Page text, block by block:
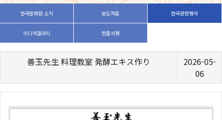
한국문화원 소식 보도자료 한국관련행사
미디어갤러리 한줄서평
善玉先生 料理教室 発酵エキス作り
2026-05-
06